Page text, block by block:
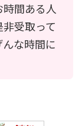
間ある人
受取って
な時間に